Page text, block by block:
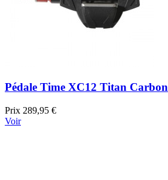
Pédale Time XC12 Titan Carbon
Prix 289,95 €
Voir